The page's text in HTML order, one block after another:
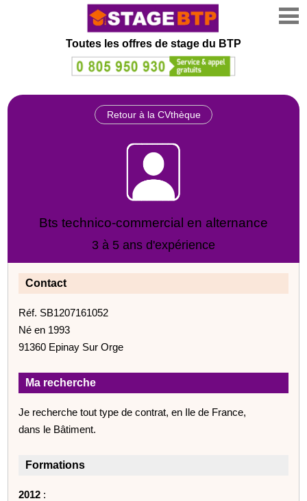
Toutes les offres de stage du BTP
Retour à la CVthèque
Bts technico-commercial en alternance
3 à 5 ans d'expérience
Contact
Réf. SB1207161052
Né en 1993
91360 Epinay Sur Orge
Ma recherche
Je recherche tout type de contrat, en Ile de France,
dans le Bâtiment.
Formations
2012 :